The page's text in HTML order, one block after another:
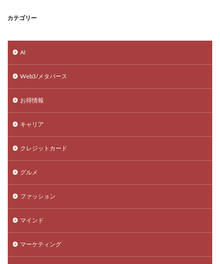
カテゴリー
AI
Web3/メタバース
お得情報
キャリア
クレジットカード
グルメ
ファッション
マインド
マーケティング